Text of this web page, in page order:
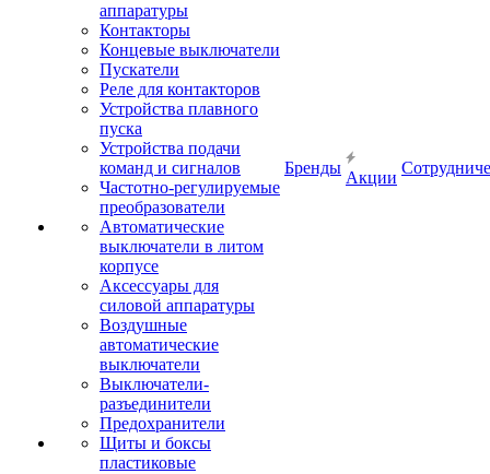
аппаратуры
Контакторы
Концевые выключатели
Пускатели
Реле для контакторов
Устройства плавного
пуска
Устройства подачи
команд и сигналов
Частотно-регулируемые
преобразователи
Автоматические
выключатели в литом
корпусе
Аксессуары для
силовой аппаратуры
Воздушные
автоматические
выключатели
Выключатели-
разъединители
Предохранители
Щиты и боксы
пластиковые
Бренды
Акции